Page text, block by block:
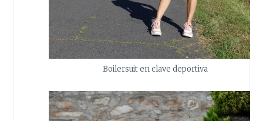
Boilersuit en clave deportiva